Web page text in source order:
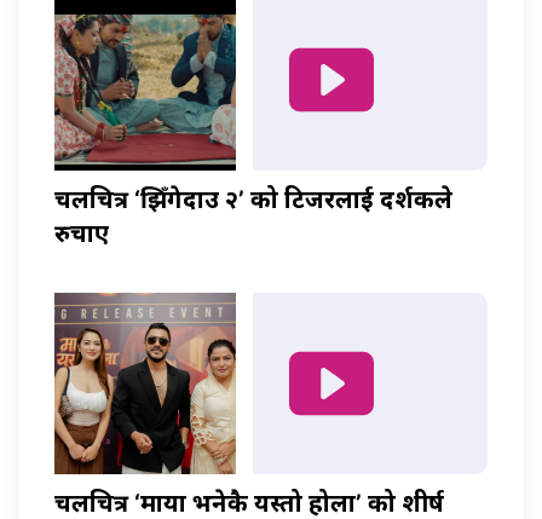
चलचित्र ‘झिँगेदाउ २’ को टिजरलाई दर्शकले
रुचाए
चलचित्र ‘माया भनेकै यस्तो होला’ को शीर्ष